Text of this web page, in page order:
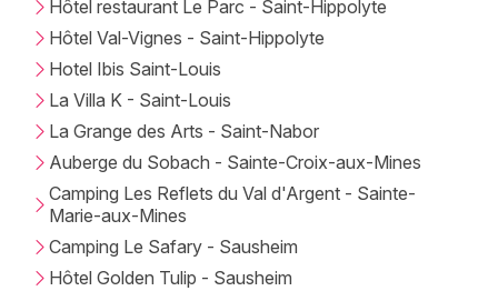
Hôtel restaurant Le Parc - Saint-Hippolyte
Hôtel Val-Vignes - Saint-Hippolyte
Hotel Ibis Saint-Louis
La Villa K - Saint-Louis
La Grange des Arts - Saint-Nabor
Auberge du Sobach - Sainte-Croix-aux-Mines
Camping Les Reflets du Val d'Argent - Sainte-
Marie-aux-Mines
Camping Le Safary - Sausheim
Hôtel Golden Tulip - Sausheim